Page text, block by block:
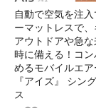
自動で空気を注
ーマットレスで、
アウトドアや急
時に備える！コ
めるモバイルエア
『アイズ』 シン
ス